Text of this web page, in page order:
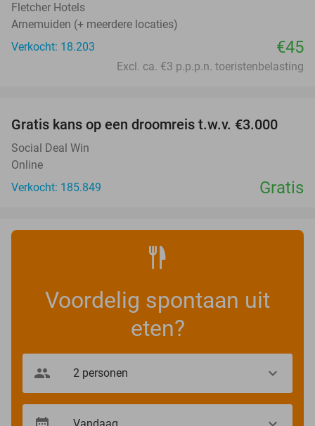
Fletcher Hotels
Arnemuiden (+ meerdere locaties)
Verkocht: 18.203
€45
Excl. ca. €3 p.p.p.n. toeristenbelasting
Gratis kans op een droomreis t.w.v. €3.000
Social Deal Win
Online
Verkocht: 185.849
Gratis
Voordelig spontaan uit
eten?